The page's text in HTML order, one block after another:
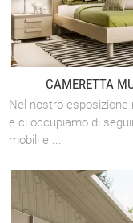
CAMERETTA
Nel nostro esposizione
e ci occupiamo di
mobili e ...